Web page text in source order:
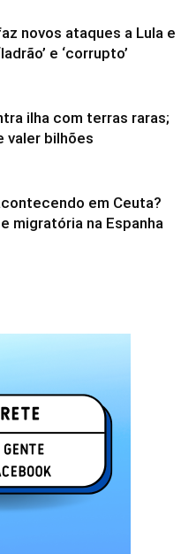
novos ataques a Lula e
e ‘corrupto’
ilha com terras raras;
valer bilhões
em Ceuta?
migratória na Espanha